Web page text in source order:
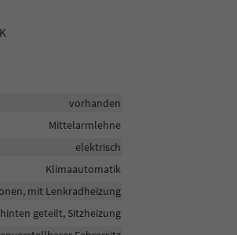
vorhanden
Mittelarmlehne
elektrisch
Klimaautomatik
mit Lenkradheizung
geteilt, Sitzheizung